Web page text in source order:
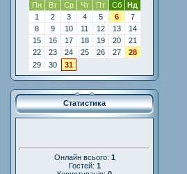
Пн
Вт Ср Чт Пт Сб
Нд
1
2 3 4 5 6
7
8
9 10 11 12 13
14
15
16 17 18 19 20
21
22
23 24 25 26 27
28
29
30 31
Статистика
Онлайн всього: 1
Гостей: 1